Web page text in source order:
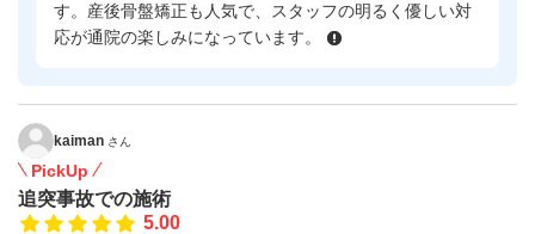
す。産後骨盤矯正も人気で、スタッフの明るく優しい対
応が通院の楽しみになっています。
kaiman さん
PickUp
追突事故での施術
5.00